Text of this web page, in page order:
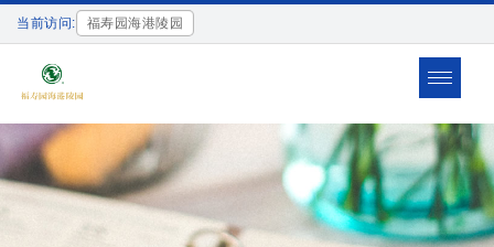
当前访问: 福寿园海港陵园
Toggle